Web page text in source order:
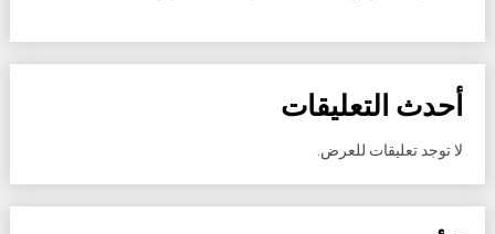
أحدث التعليقات
لا توجد تعليقات للعرض.